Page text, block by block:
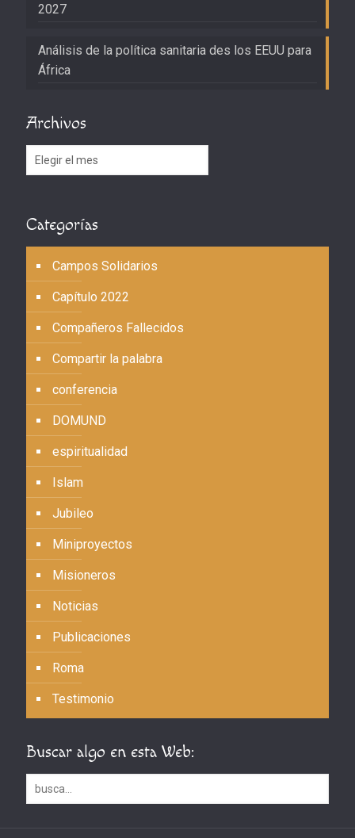
2027
Análisis de la política sanitaria des los EEUU para
África
Archivos
Archivos
Categorías
Campos Solidarios
Capítulo 2022
Compañeros Fallecidos
Compartir la palabra
conferencia
DOMUND
espiritualidad
Islam
Jubileo
Miniproyectos
Misioneros
Noticias
Publicaciones
Roma
Testimonio
Buscar algo en esta Web: